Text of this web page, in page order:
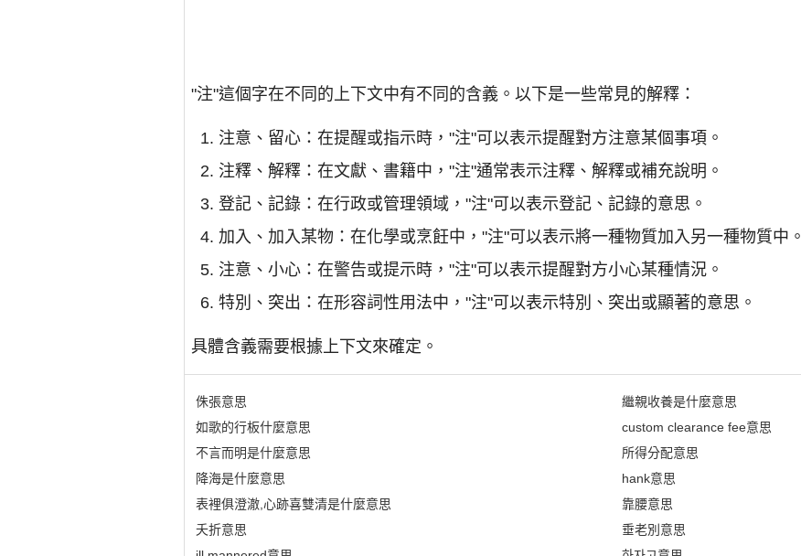
"注"這個字在不同的上下文中有不同的含義。以下是一些常見的解釋：
注意、留心：在提醒或指示時，"注"可以表示提醒對方注意某個事項。
注釋、解釋：在文獻、書籍中，"注"通常表示注釋、解釋或補充說明。
登記、記錄：在行政或管理領域，"注"可以表示登記、記錄的意思。
加入、加入某物：在化學或烹飪中，"注"可以表示將一種物質加入另一種物質中。
注意、小心：在警告或提示時，"注"可以表示提醒對方小心某種情況。
特別、突出：在形容詞性用法中，"注"可以表示特別、突出或顯著的意思。
具體含義需要根據上下文來確定。
侏張意思
如歌的行板什麼意思
不言而明是什麼意思
降海是什麼意思
表裡俱澄澈,心跡喜雙清是什麼意思
夭折意思
繼親收養是什麼意思
custom clearance fee意思
所得分配意思
hank意思
靠腰意思
垂老別意思